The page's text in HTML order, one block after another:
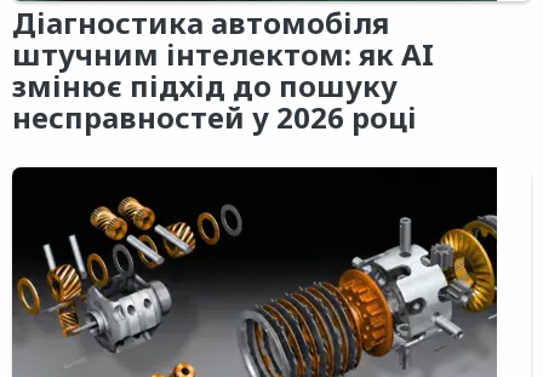
Діагностика автомобіля
штучним інтелектом: як AI
змінює підхід до пошуку
несправностей у 2026 році